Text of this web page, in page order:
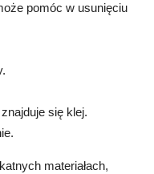
pomóc w usunięciu
się klej.
materiałach,